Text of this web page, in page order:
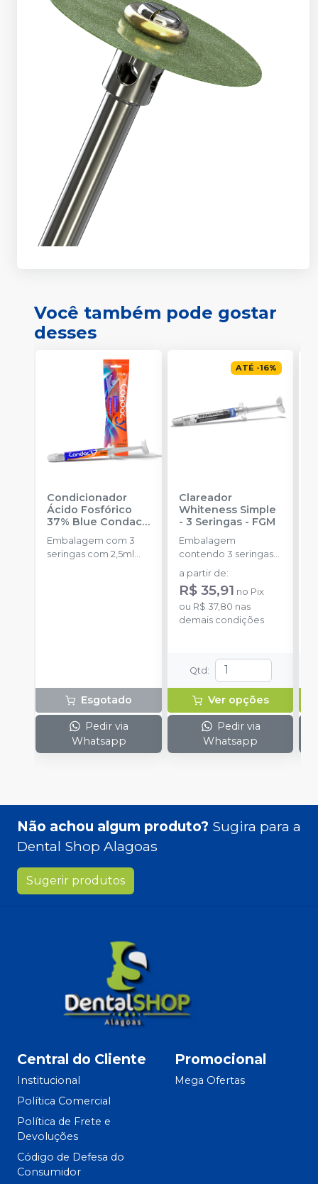
Você também pode gostar
desses
Condicionador
Ácido Fosfórico
37% Blue Condac-
FGM
Embalagem com 3
seringas com 2,5ml
Esgotado
Pedir via
Whatsapp
ATÉ -16%
Clareador
Whiteness Simple
- 3 Seringas- FGM
Embalagem
contendo 3 seringas
com 3g de gel cada
uma.
a partir de:
R$ 35,91 no Pix
ou R$ 37,80 nas
demais condições
Qtd :
Ver opções
Pedir via
Whatsapp
Não achou algum produto? Sugira para a
Dental Shop Alagoas
Sugerir produtos
Central do Cliente
Institucional
Política Comercial
Política de Frete e
Devoluções
Código de Defesa do
Consumidor
Promocional
Mega Ofertas